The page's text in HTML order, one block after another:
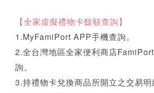
【全家虛擬禮物卡餘額查詢】
1.MyFamiPort APP手機查詢。
2.全台灣地區全家便利商店
詢。
3.持禮物卡兌換商品所開立之交易